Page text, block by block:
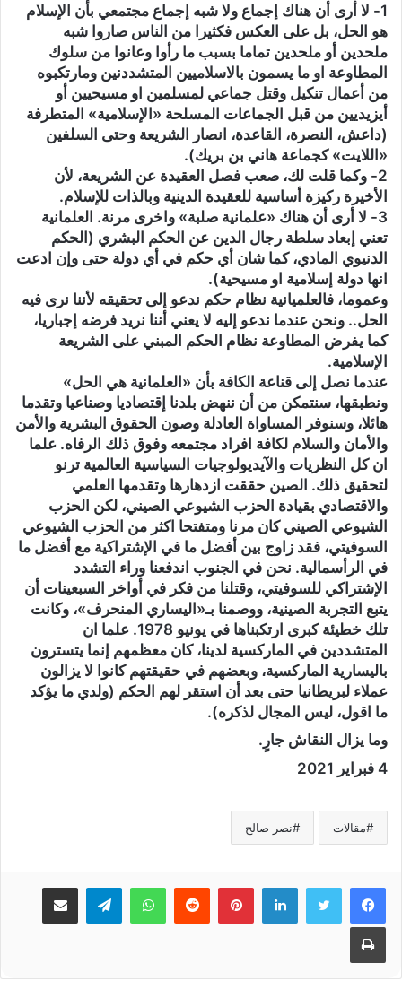
1- لا أرى أن هناك إجماع ولا شبه إجماع مجتمعي بأن الإسلام
هو الحل، بل على العكس فكثيرا من الناس صاروا شبه
ملحدين أو ملحدين تماما بسبب ما رأوا وعانوا من سلوك
المطاوعة او ما يسمون بالاسلاميين المتشددنين ومارتكبوه
من أعمال تنكيل وقتل جماعي لمسلمين او مسيحيين أو
أيزيديين من قبل الجماعات المسلحة «الإسلامية» المتطرفة
(داعش، النصرة، القاعدة، انصار الشريعة وحتى السلفين
«اللايت» كجماعة هاني بن بريك).
2- وكما قلت لك، صعب فصل العقيدة عن الشريعة، لأن
الأخيرة ركيزة أساسية للعقيدة الدينية وبالذات للإسلام.
3- لا أرى أن هناك «علمانية صلبة» واخرى مرنة. العلمانية
تعني إبعاد سلطة رجال الدين عن الحكم البشري (الحكم
الدنيوي المادي، كما شان أي حكم في أي دولة حتى وإن ادعت
انها دولة إسلامية او مسيحية).
وعموما، فالعلميانية نظام حكم ندعو إلى تحقيقه لأننا نرى فيه
الحل.. ونحن عندما ندعو إليه لا يعني أننا نريد فرضه إجباريا،
كما يفرض المطاوعة نظام الحكم المبني على الشريعة
الإسلامية.
عندما نصل إلى قناعة الكافة بأن «العلمانية هي الحل»
ونطبقها، سنتمكن من أن ننهض بلدنا إقتصاديا وصناعيا وتقدما
هائلا، وسنوفر المساواة العادلة وصون الحقوق البشرية والأمن
والأمان والسلام لكافة افراد مجتمعه وفوق ذلك الرفاه. علما
ان كل النظريات والآيديولوجيات السياسية العالمية ترنو
لتحقيق ذلك. الصين حققت ازدهارها وتقدمها العلمي
والاقتصادي بقيادة الحزب الشيوعي الصيني، لكن الحزب
الشيوعي الصيني كان مرنا ومتفتحا اكثر من الحزب الشيوعي
السوفيتي، فقد زاوج بين أفضل ما في الإشتراكية مع أفضل ما
في الرأسمالية. نحن في الجنوب اندفعنا وراء التشدد
الإشتراكي للسوفيتي، وقتلنا من فكر في أواخر السبعينات أن
يتبع التجربة الصينية، ووصمنا بـ«اليساري المنحرف»، وكانت
تلك خطيئة كبرى ارتكبناها في يونيو 1978. علما ان
المتشددين في الماركسية لدينا، كان معظمهم إنما يتسترون
باليسارية الماركسية، وبعضهم في حقيقتهم كانوا لا يزالون
عملاء لبريطانيا حتى بعد أن استقر لهم الحكم (ولدي ما يؤكد
ما اقول، ليس المجال لذكره).
وما يزال النقاش جارٍ.
4 فبراير 2021
مقالات نصر صالح
لينكدإنبينتيريست واتسابتيلقرام مشاركة عبر البريد
طباعة